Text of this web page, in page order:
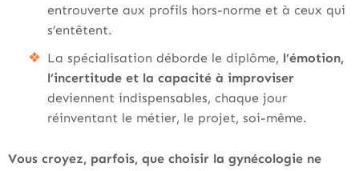
entrouverte aux profils hors-norme et à ceux qui
s’entêtent.
La spécialisation déborde le diplôme, l’émotion,
l’incertitude et la capacité à improviser
deviennent indispensables, chaque jour
réinventant le métier, le projet, soi-même.
Vous croyez, parfois, que choisir la gynécologie ne